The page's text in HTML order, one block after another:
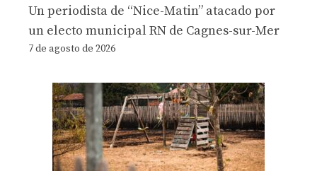
Un periodista de “Nice-Matin” atacado por
un electo municipal RN de Cagnes-sur-Mer
7 de agosto de 2026